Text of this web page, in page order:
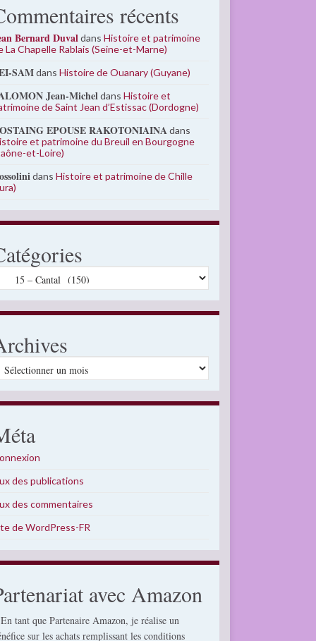
récents
Bernard DuvaldansHistoire et patrimoine
La Chapelle Rablais (Seine-et-Marne)
SAMdansHistoire de Ouanary (Guyane)
Jean-MicheldansHistoire et
de Saint Jean d’Estissac (Dordogne)
EPOUSE RAKOTONIAINAdans
et patrimoine du Breuil en Bourgogne
et-Loire)
dansHistoire et patrimoine de Chille
des publications
des commentaires
de WordPress-FR
avec Amazon
tant que Partenaire Amazon, je réalise un
sur les achats remplissant les conditions